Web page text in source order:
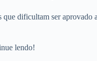
dificultam ser aprovado
lendo!